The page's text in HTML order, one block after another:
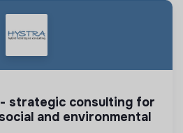
and environmental